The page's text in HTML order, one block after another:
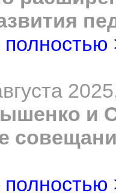
полностью
и
полностью